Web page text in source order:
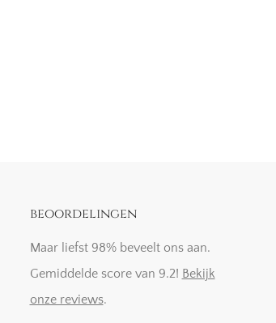
beoordelingen
Maar liefst 98% beveelt ons aan.
Gemiddelde score van 9.2! Bekijk
onze reviews.